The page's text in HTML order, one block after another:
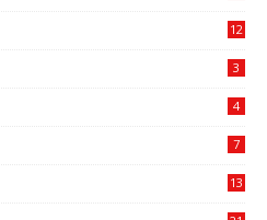
12
3
4
7
13